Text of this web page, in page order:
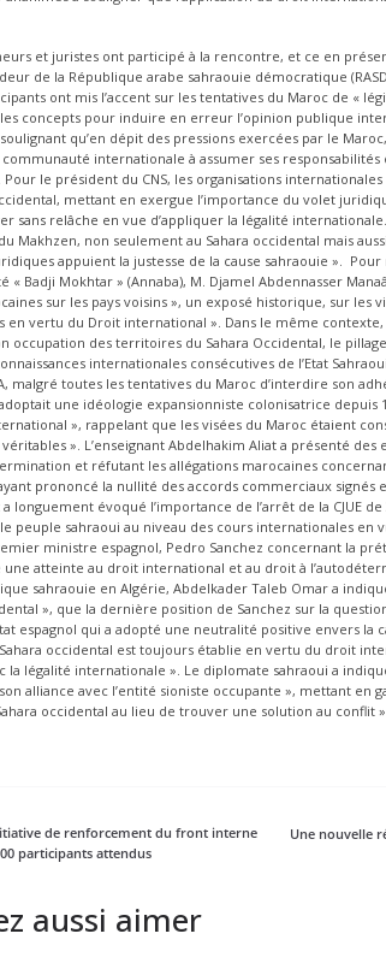
et juristes ont participé à la rencontre, et ce en
de la République arabe sahraouie démocratique
ont mis l’accent sur les tentatives du Maroc de «
concepts pour induire en erreur l’opinion publique
qu’en dépit des pressions exercées par le
internationale à assumer ses
le président du CNS, les organisations
mettant en exergue l’importance du volet
sans relâche en vue d’appliquer la légalité
Makhzen, non seulement au Sahara occidental mais
appuient la justesse de la cause sahraouie ».
« Badji Mokhtar » (Annaba), M. Djamel Abdennasser
sur les pays voisins », un exposé historique, sur les
en vertu du Droit international ». Dans le même
occupation des territoires du Sahara Occidental, le
internationales consécutives de l’Etat
malgré toutes les tentatives du Maroc d’interdire son
une idéologie expansionniste colonisatrice depuis
», rappelant que les visées du Maroc étaient
». L’enseignant Abdelhakim Aliat a présenté
et réfutant les allégations marocaines
ayant prononcé la nullité des accords commerciaux
longuement évoqué l’importance de l’arrêt de la CJUE
peuple sahraoui au niveau des cours internationales en
ministre espagnol, Pedro Sanchez concernant la
atteinte au droit international et au droit à
sahraouie en Algérie, Abdelkader Taleb Omar a
», que la dernière position de Sanchez sur la
espagnol qui a adopté une neutralité positive envers la
Sahara occidental est toujours établie en vertu du droit
la légalité internationale ». Le diplomate sahraoui a
alliance avec l’entité sioniste occupante », mettant en
occidental au lieu de trouver une solution au conflit
de renforcement du front interne
participants attendus
Une nouvelle
aussi aimer